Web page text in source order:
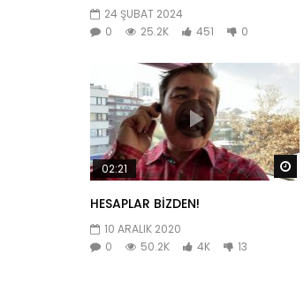
24 ŞUBAT 2024
0
25.2K 451 0
02:21
HESAPLAR BİZDEN!
10 ARALIK 2020
0
50.2K 4K 13